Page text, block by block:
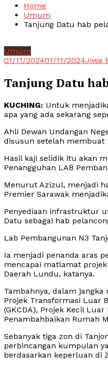
Home
Umum
Tanjung Datu hab
Umum
01/11/202401/11/2024Jiwa
Tanjung Datu
KUCHING: Untuk
apa yang ada sekarang
Ahli Dewan Undangan
disusun setelah membuat
Hasil kaji selidik itu akan
Penangguhan LAB
Menurut Azizul, menjadi
Premier Sarawak
Penyediaan infrastruktur
Datu sebagai hab
Lab Pembangunan N3
Ia menjadi penanda aras
mencapai matlamat
Daerah Lundu, katanya.
Tambahnya, dalam
Projek Transformasi Luar
(GKCDA), Projek Kecil
Penambahbaikan Rumah
Sebanyak tiga zon di
perbincangan kumpulan
berdasarkan keperluan di